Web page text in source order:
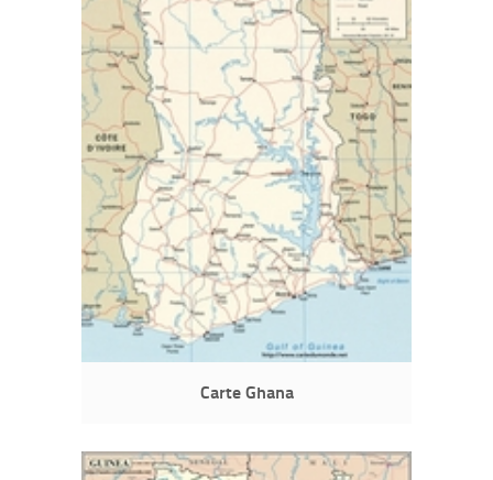
Carte Ghana